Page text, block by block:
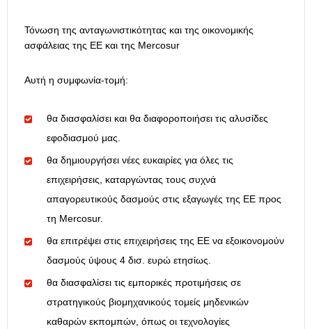
Τόνωση της ανταγωνιστικότητας και της οικονομικής
ασφάλειας της ΕΕ και της Mercosur
Αυτή η συμφωνία-τομή:
θα διασφαλίσει και θα διαφοροποιήσει τις αλυσίδες
εφοδιασμού μας.
θα δημιουργήσει νέες ευκαιρίες για όλες τις
επιχειρήσεις, καταργώντας τους συχνά
απαγορευτικούς δασμούς στις εξαγωγές της ΕΕ προς
τη Mercosur.
θα επιτρέψει στις επιχειρήσεις της ΕΕ να εξοικονομούν
δασμούς ύψους 4 δισ. ευρώ ετησίως.
θα διασφαλίσει τις εμπορικές προτιμήσεις σε
στρατηγικούς βιομηχανικούς τομείς μηδενικών
καθαρών εκπομπών, όπως οι τεχνολογίες